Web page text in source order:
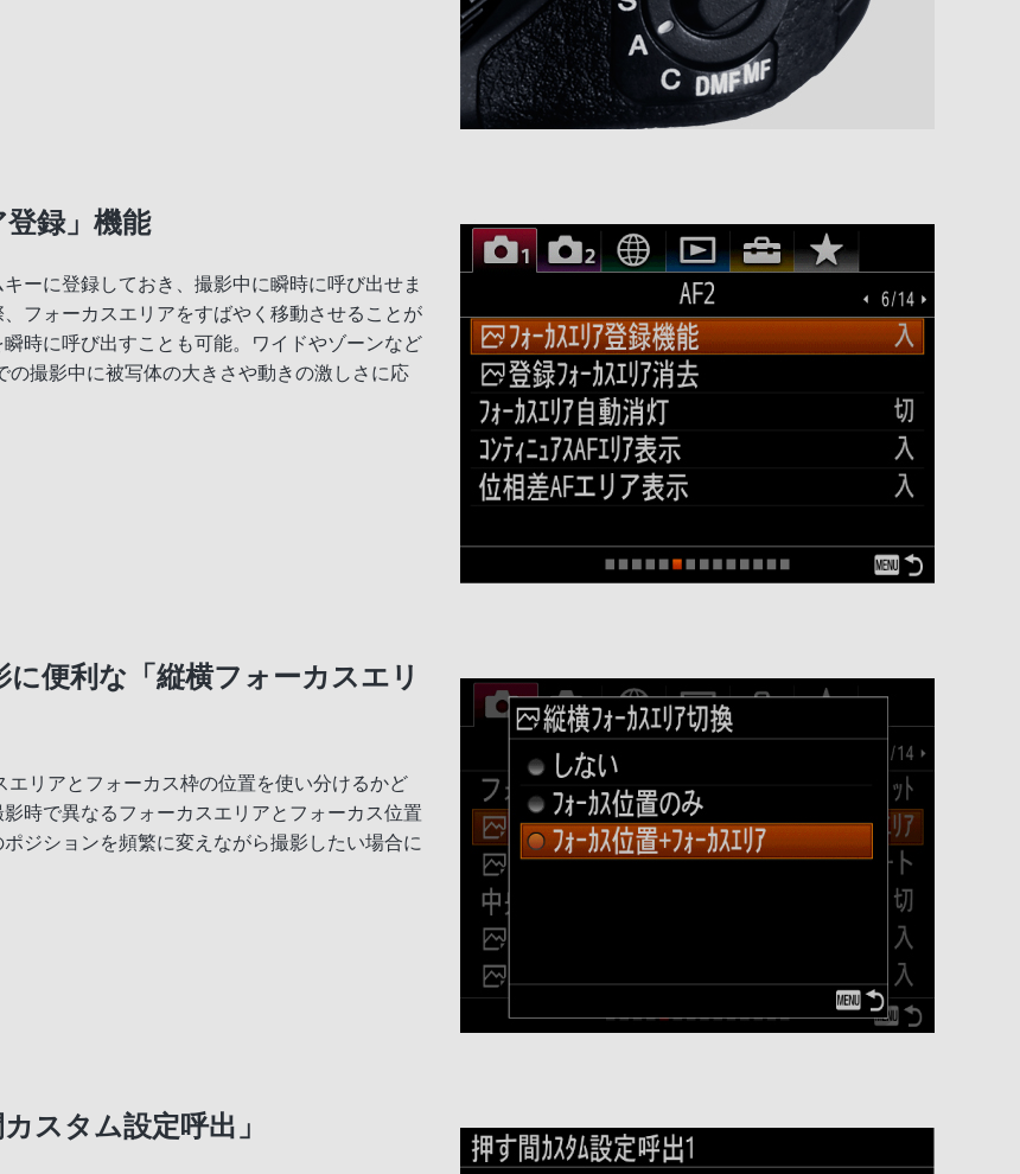
録」機能
ーに登録しておき、撮影中に瞬時に呼び出せま
フォーカスエリアをすばやく移動させることが
時に呼び出すことも可能。ワイドやゾーンなど
撮影中に被写体の大きさや動きの激しさに応
便利な「縦横フォーカスエリ
リアとフォーカス枠の位置を使い分けるかど
時で異なるフォーカスエリアとフォーカス位置
ジションを頻繁に変えながら撮影したい場合に
スタム設定呼出」